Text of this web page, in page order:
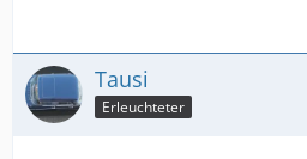
Tausi
Erleuchteter